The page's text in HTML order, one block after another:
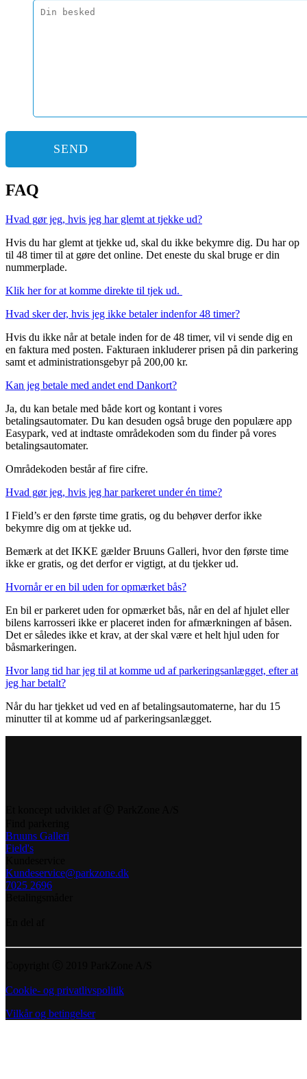
FAQ
Hvad gør jeg, hvis jeg har glemt at tjekke ud?
Hvis du har glemt at tjekke ud, skal du ikke bekymre dig. Du har op
til 48 timer til at gøre det online. Det eneste du skal bruge er din
nummerplade.
Klik her for at komme direkte til tjek ud.
Hvad sker der, hvis jeg ikke betaler indenfor 48 timer?
Hvis du ikke når at betale inden for de 48 timer, vil vi sende dig en
en faktura med posten. Fakturaen inkluderer prisen på din parkering
samt et administrationsgebyr på 200,00 kr.
Kan jeg betale med andet end Dankort?
Ja, du kan betale med både kort og kontant i vores
betalingsautomater. Du kan desuden også bruge den populære app
Easypark, ved at indtaste områdekoden som du finder på vores
betalingsautomater.
Områdekoden består af fire cifre.
Hvad gør jeg, hvis jeg har parkeret under én time?
I Field’s er den første time gratis, og du behøver derfor ikke
bekymre dig om at tjekke ud.
Bemærk at det IKKE gælder Bruuns Galleri, hvor den første time
ikke er gratis, og det derfor er vigtigt, at du tjekker ud.
Hvornår er en bil uden for opmærket bås?
En bil er parkeret uden for opmærket bås, når en del af hjulet eller
bilens karrosseri ikke er placeret inden for afmærkningen af båsen.
Det er således ikke et krav, at der skal være et helt hjul uden for
båsmarkeringen.
Hvor lang tid har jeg til at komme ud af parkeringsanlægget, efter at
jeg har betalt?
Når du har tjekket ud ved en af betalingsautomaterne, har du 15
minutter til at komme ud af parkeringsanlægget.
Bruuns Galleri
Field's
Kundeservice@parkzone.dk
7025 2696
Cookie- og privatlivspolitik
Vilkår og betingelser